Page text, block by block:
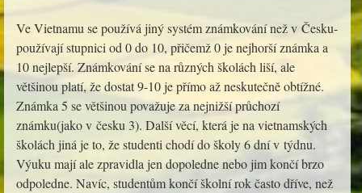
Ve Vietnamu se používá jiný systém známkování než v Česku-
používají stupnici od 0 do 10, přičemž 0 je nejhorší známka a
10 nejlepší. Známkování se na různých školách liší, ale
většinou platí, že dostat 9-10 je přímo až neskutečně obtížné.
Známka 5 se většinou považuje za nejnižší průchozí
známku(jako v česku 3). Další věcí, která je na vietnamských
školách jiná je to, že studenti chodí do školy 6 dní v týdnu.
Výuku mají ale zpravidla jen dopoledne nebo jim končí brzo
odpoledne. Navíc, studentům končí školní rok často dříve, než